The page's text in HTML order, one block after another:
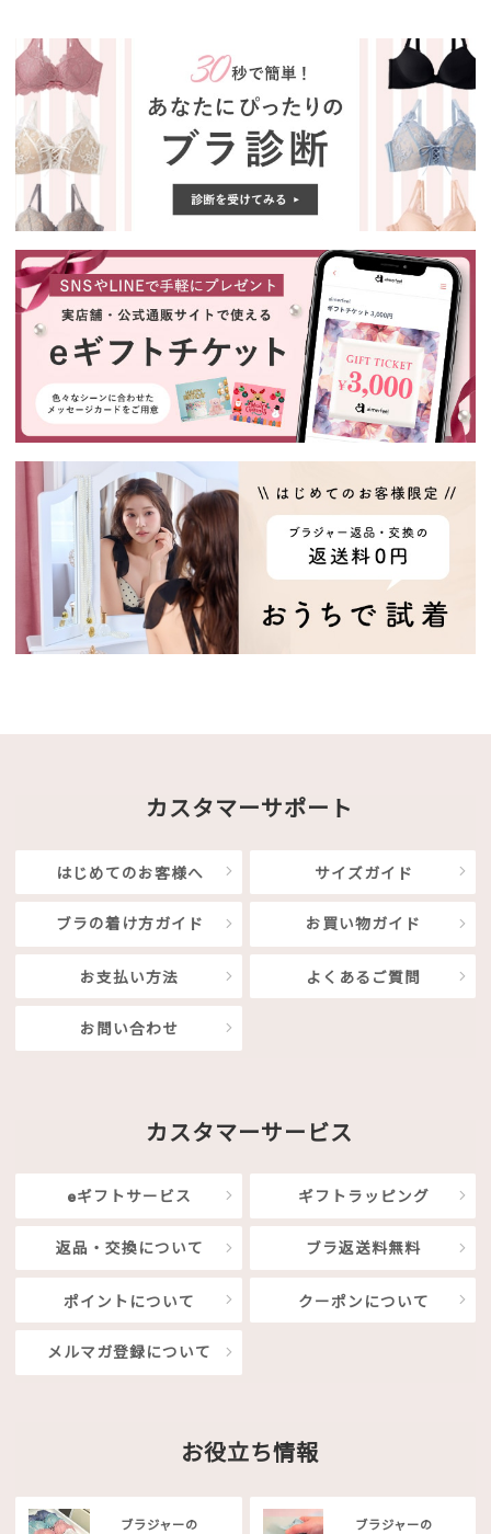
カスタマーサポート
はじめてのお客様へ サイズガイド
ブラの着け方ガイド お買い物ガイド
お支払い方法 よくあるご質問
お問い合わせ
カスタマーサービス
eギフトサービス ギフトラッピング
返品・交換について ブラ返送料無料
ポイントについて クーポンについて
メルマガ登録について
お役立ち情報
ブラジャーの ブラジャーの